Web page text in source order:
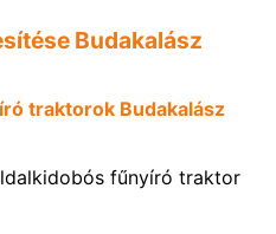
Budakalász
traktorok Budakalász
fűnyíró traktor